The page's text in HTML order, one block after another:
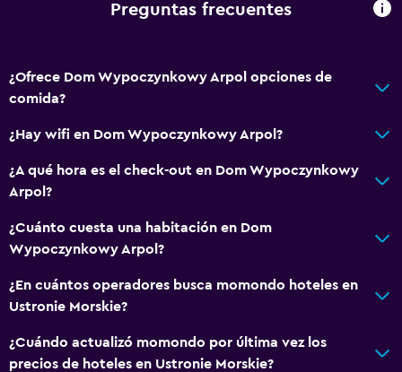
Preguntas frecuentes
¿Ofrece Dom Wypoczynkowy Arpol opciones de
comida?
¿Hay wifi en Dom Wypoczynkowy Arpol?
¿A qué hora es el check-out en Dom Wypoczynkowy
Arpol?
¿Cuánto cuesta una habitación en Dom
Wypoczynkowy Arpol?
¿En cuántos operadores busca momondo hoteles en
Ustronie Morskie?
¿Cuándo actualizó momondo por última vez los
precios de hoteles en Ustronie Morskie?